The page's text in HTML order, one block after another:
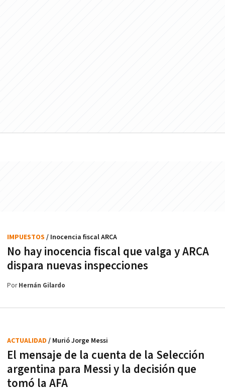
No hay inocencia fiscal que valga y ARCA
dispara nuevas inspecciones
IMPUESTOS / Inocencia fiscal ARCA
PorHernán Gilardo
El mensaje de la cuenta de la Selección
argentina para Messi y la decisión que
tomó la AFA
ACTUALIDAD / Murió Jorge Messi